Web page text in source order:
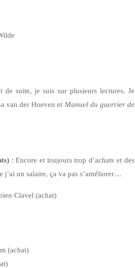
de suite, je suis sur plusieurs lectures. Je
van der Hoeven et Manuel du guerrier de
: Encore et toujours trop d’achats et des
un salaire, ça va pas s’améliorer…
Clavel (achat)
(achat)